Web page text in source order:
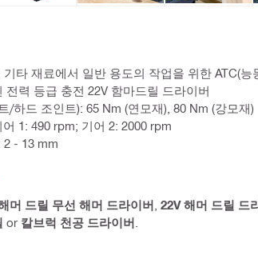
타 재료에서 일반 용도의 작업을 위한 ATC(
전력 등급 충전 22V 함마드릴 드라이버
/하드 조인트): 65 Nm (연모재), 80 Nm (강모재)
1: 490 rpm; 기어 2: 2000 rpm
2 - 13 mm
머 드릴 무선 해머 드라이버 22V 해머 드릴 드
or 칼브럭 천공 드라이버